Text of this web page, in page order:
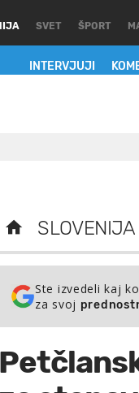
INTERVJUJI
SVET ŠPORT
SLOVENIJA
Ste izvedeli kaj
za svoj